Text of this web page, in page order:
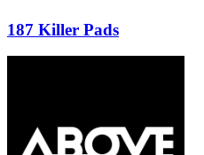
187 Killer Pads